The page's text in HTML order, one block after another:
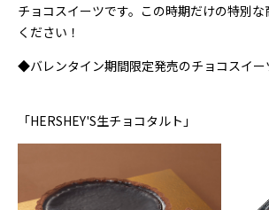
チョコスイーツです。この時期だけの特別
ください！
◆バレンタイン期間限定発売のチョコスイ
「HERSHEY'S生チョコタルト」